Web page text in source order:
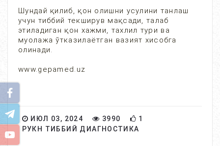
Шундай қилиб, қон олишни усулини танлаш
учун тиббий текширув мақсади, талаб
этиладиган қон хажми, тахлил тури ва
муолажа ўтказилаётган вазият хисобга
олинади.
www.gepamed.uz
ИЮЛ 03, 2024 3990
1
РУКН ТИББИЙ ДИАГНОСТИКА